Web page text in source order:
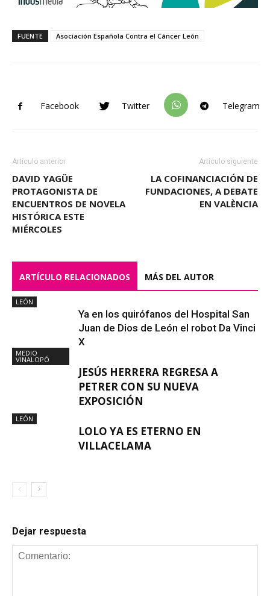
FUENTE Asociación Española Contra el Cáncer León
Facebook Twitter Telegram
Artículo anterior
DAVID YAGÜE
PROTAGONISTA DE
ENCUENTROS DE NOVELA
HISTÓRICA ESTE
MIÉRCOLES
Artículo siguiente
LA COFINANCIACIÓN DE
FUNDACIONES, A DEBATE
EN VALÈNCIA
ARTÍCULO RELACIONADOS MÁS DEL AUTOR
LEÓN
Ya en los quirófanos del Hospital San
Juan de Dios de León el robot Da Vinci
X
MEDIO
VINALOPÓ
JESÚS HERRERA REGRESA A
PETRER CON SU NUEVA
EXPOSICIÓN
LEÓN
LOLO YA ES ETERNO EN
VILLACELAMA
Dejar respuesta